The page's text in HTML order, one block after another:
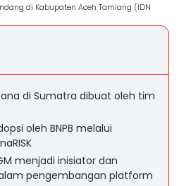
di Kabupaten Aceh Tamiang (IDN
di Sumatra dibuat oleh tim
oleh BNPB melalui
menjadi inisiator dan
pengembangan platform